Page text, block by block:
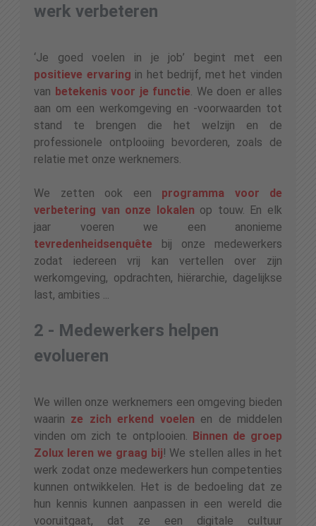
werk verbeteren
‘Je goed voelen in je job’ begint met een
positieve ervaring in het bedrijf, met het vinden
van betekenis voor je functie. We doen er alles
aan om een werkomgeving en -voorwaarden tot
stand te brengen die het welzijn en de
professionele ontplooiing bevorderen, zoals de
relatie met onze werknemers.
We zetten ook een programma voor de
verbetering van onze lokalen op touw. En elk
jaar voeren we een anonieme
tevredenheidsenquête bij onze medewerkers
zodat iedereen vrij kan vertellen over zijn
werkomgeving, opdrachten, hiërarchie, dagelijkse
last, ambities ...
2 - Medewerkers helpen
evolueren
We willen onze werknemers een omgeving bieden
waarin ze zich erkend voelen en de middelen
vinden om zich te ontplooien. Binnen de groep
Zolux leren we graag bij! We stellen alles in het
werk zodat onze medewerkers hun competenties
kunnen ontwikkelen. Het is de bedoeling dat ze
hun kennis kunnen aanpassen in een wereld die
vooruitgaat, dat ze een digitale cultuur